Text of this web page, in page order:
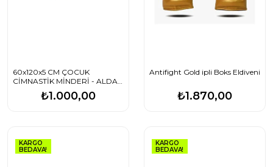
60x120x5 CM ÇOCUK
CİMNASTİK MİNDERİ - ALDA
₺1.000,00
Antifight Gold ipli Boks Eldiveni
₺1.870,00
KARGO
BEDAVA!
KARGO
BEDAVA!